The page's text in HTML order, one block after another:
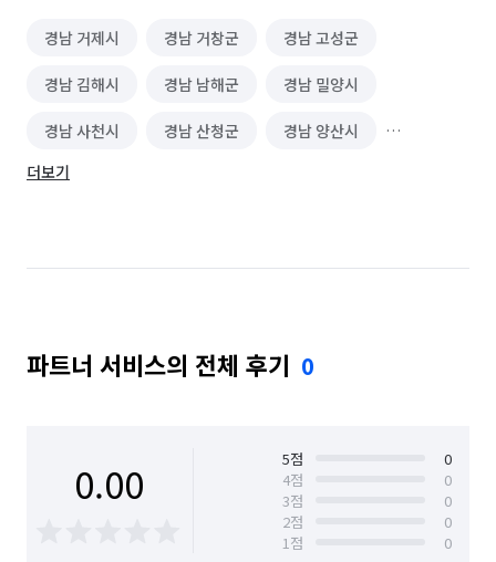
경남 거제시 경남 거창군 경남 고성군
경남 김해시 경남 남해군 경남 밀양시
경남 사천시 경남 산청군 경남 양산시
경남 의령군
경남 창원시 성산구 경남 창원시 의창구
경남 함안군 경남 함양군 경남 합천군
부산 동래구
부산 부산진구 부산 사상구
부산 수영구
더보기
파트너 서비스의 전체 후기 0
0.00 5점
0
4점
0
3점
0
2점
0
1점
0